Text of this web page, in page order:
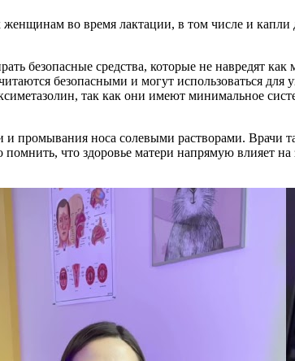
во время лактации, в том числе и
безопасные средства, которые не навредят
безопасными и могут использоваться
так как они имеют минимальное
носа солевыми растворами. Врачи
помнить, что здоровье матери напрямую влияет